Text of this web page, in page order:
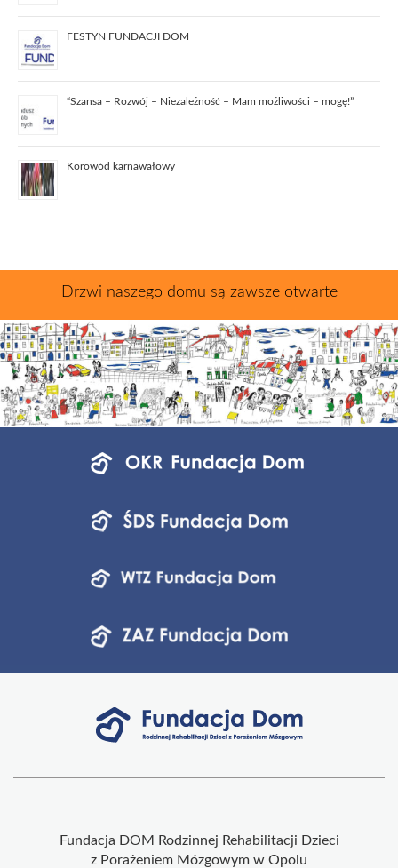
FESTYN FUNDACJI DOM
“Szansa – Rozwój – Niezależność – Mam możliwości – mogę!”
Korowód karnawałowy
Drzwi naszego domu są zawsze otwarte
Fundacja DOM Rodzinnej Rehabilitacji Dzieci
z Porażeniem Mózgowym w Opolu